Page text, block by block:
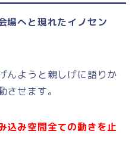
場へと現れたイノセン
んようと親しげに語りか
せます。
込み空間全ての動きを止